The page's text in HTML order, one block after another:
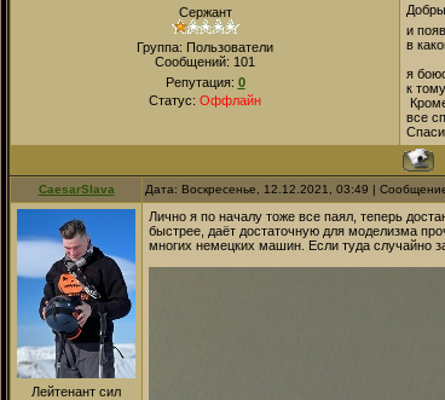
Сержант
Группа: Пользователи
Сообщений: 101
Репутация: 0
Статус: Оффлайн
и
в
я
к
все
CaesarSlava Дата: Воскресенье, 12.12.2021, 03:49 |
Лейтенант сил
Лично я по началу тоже все паял, теперь
быстрее, даёт достаточную для моделизма
многих немецких машин. Если туда случайно